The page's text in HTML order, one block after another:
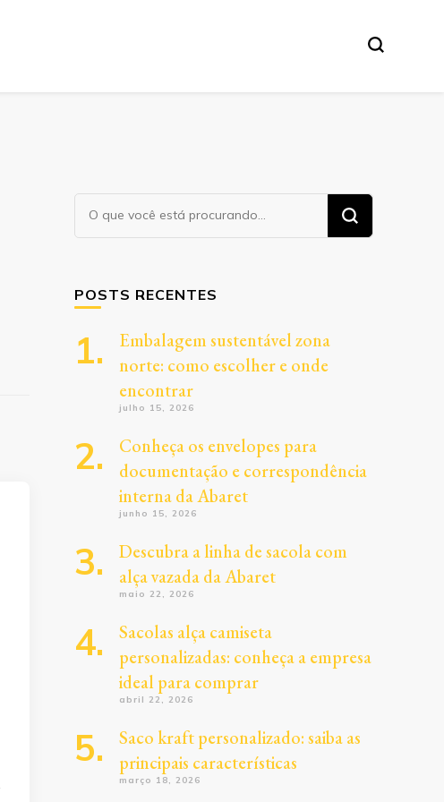
Procurando
algo?
POSTS RECENTES
Embalagem sustentável zona
norte: como escolher e onde
encontrar
julho 15, 2026
Conheça os envelopes para
documentação e correspondência
interna da Abaret
junho 15, 2026
Descubra a linha de sacola com
alça vazada da Abaret
maio 22, 2026
Sacolas alça camiseta
personalizadas: conheça a empresa
ideal para comprar
abril 22, 2026
Saco kraft personalizado: saiba as
principais características
março 18, 2026